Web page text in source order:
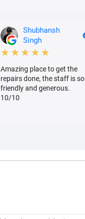
Shubhansh
Singh
★★★★★
Amazing place to get the
repairs done, the staff is so
friendly and generous.
10/10